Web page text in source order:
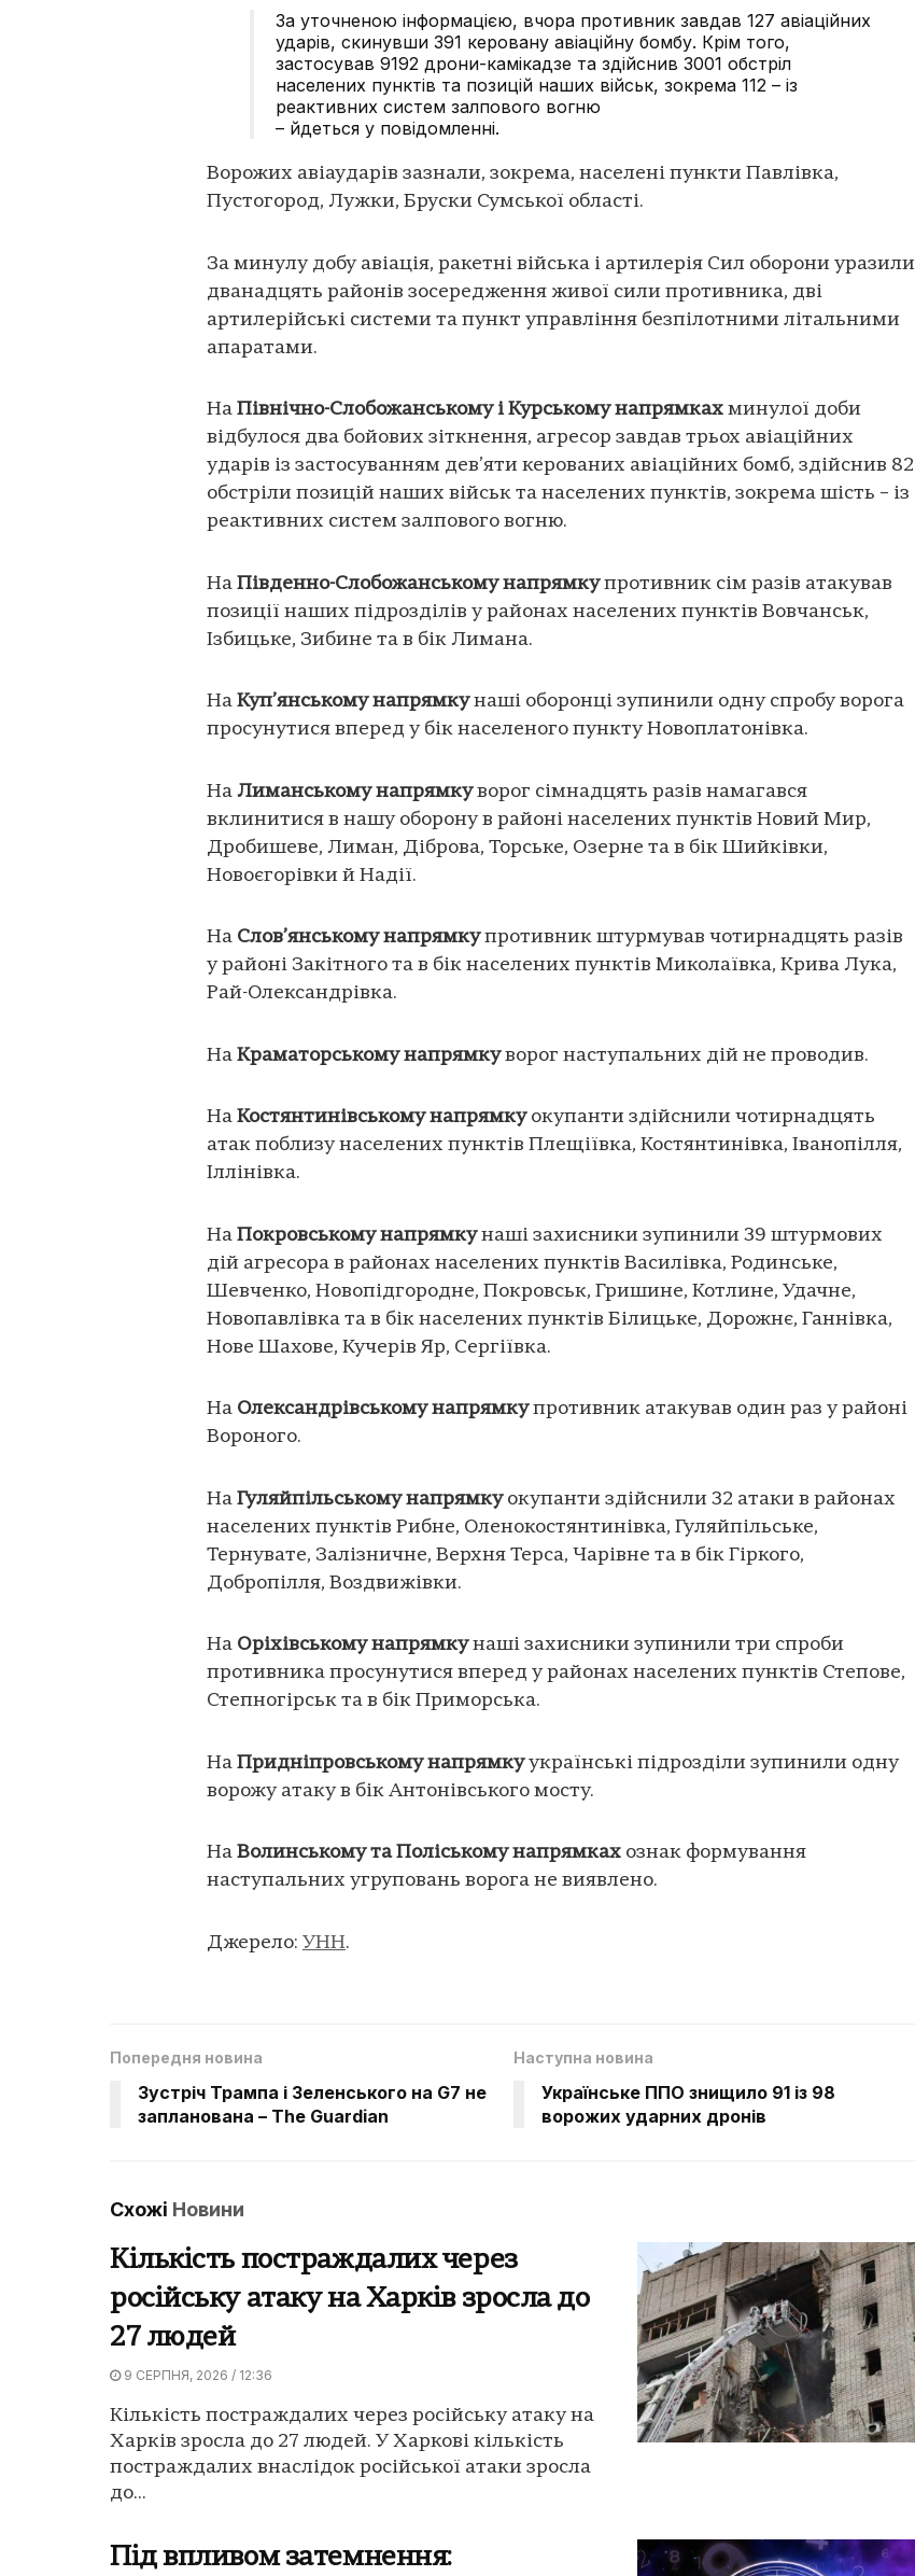
За уточненою інформацією, вчора противник завдав 127 авіаційних
ударів, скинувши 391 керовану авіаційну бомбу. Крім того,
застосував 9192 дрони-камікадзе та здійснив 3001 обстріл
населених пунктів та позицій наших військ, зокрема 112 – із
реактивних систем залпового вогню
– йдеться у повідомленні.
Ворожих авіаударів зазнали, зокрема, населені пункти Павлівка,
Пустогород, Лужки, Бруски Сумської області.
За минулу добу авіація, ракетні війська і артилерія Сил оборони уразили
дванадцять районів зосередження живої сили противника, дві
артилерійські системи та пункт управління безпілотними літальними
апаратами.
На Північно-Слобожанському і Курському напрямках минулої доби
відбулося два бойових зіткнення, агресор завдав трьох авіаційних
ударів із застосуванням дев’яти керованих авіаційних бомб, здійснив 82
обстріли позицій наших військ та населених пунктів, зокрема шість – із
реактивних систем залпового вогню.
На Південно-Слобожанському напрямкупротивник сім разів атакував
позиції наших підрозділів у районах населених пунктів Вовчанськ,
Ізбицьке, Зибине та в бік Лимана.
На Куп’янському напрямкунаші оборонці зупинили одну спробу ворога
просунутися вперед у бік населеного пункту Новоплатонівка.
На Лиманському напрямкуворог сімнадцять разів намагався
вклинитися в нашу оборону в районі населених пунктів Новий Мир,
Дробишеве, Лиман, Діброва, Торське, Озерне та в бік Шийківки,
Новоєгорівки й Надії.
На Слов’янському напрямкупротивник штурмував чотирнадцять разів
у районі Закітного та в бік населених пунктів Миколаївка, Крива Лука,
Рай-Олександрівка.
На Краматорському напрямкуворог наступальних дій не проводив.
На Костянтинівському напрямкуокупанти здійснили чотирнадцять
атак поблизу населених пунктів Плещіївка, Костянтинівка, Іванопілля,
Іллінівка.
На Покровському напрямкунаші захисники зупинили 39 штурмових
дій агресора в районах населених пунктів Василівка, Родинське,
Шевченко, Новопідгородне, Покровськ, Гришине, Котлине, Удачне,
Новопавлівка та в бік населених пунктів Білицьке, Дорожнє, Ганнівка,
Нове Шахове, Кучерів Яр, Сергіївка.
На Олександрівському напрямкупротивник атакував один раз у районі
Вороного.
На Гуляйпільському напрямкуокупанти здійснили 32 атаки в районах
населених пунктів Рибне, Оленокостянтинівка, Гуляйпільське,
Тернувате, Залізничне, Верхня Терса, Чарівне та в бік Гіркого,
Добропілля, Воздвижівки.
На Оріхівському напрямкунаші захисники зупинили три спроби
противника просунутися вперед у районах населених пунктів Степове,
Степногірськ та в бік Приморська.
На Придніпровському напрямкуукраїнські підрозділи зупинили одну
ворожу атаку в бік Антонівського мосту.
На Волинському та Поліському напрямках ознак формування
наступальних угруповань ворога не виявлено.
Джерело: УНН.
Попередня новина
Зустріч Трампа і Зеленського на G7 не
запланована – The Guardian
Наступна новина
Українське ППО знищило 91 із 98
ворожих ударних дронів
Схожі Новини
Кількість постраждалих через
російську атаку на Харків зросла до
27 людей
9 СЕРПНЯ, 2026 / 12:36
Кількість постраждалих через російську атаку на
Харків зросла до 27 людей. У Харкові кількість
постраждалих внаслідок російської атаки зросла
до...
Під впливом затемнення: